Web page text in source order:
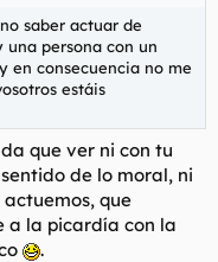
saber actuar de
una persona con un
en consecuencia no me
estáis
que ver ni con tu
de lo moral, ni
que
a la picardía con la
.